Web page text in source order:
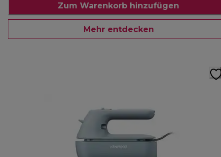
Zum Warenkorb hinzufügen
Mehr entdecken